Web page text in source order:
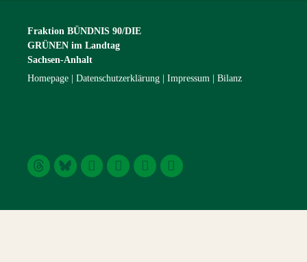
Fraktion BÜNDNIS 90/DIE
GRÜNEN im Landtag
Sachsen-Anhalt
Homepage
Datenschutzerklärung Impressum Bilanz